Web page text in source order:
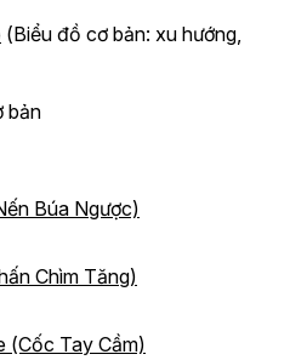
(Biểu đồ cơ bản: xu hướng,
bản
Búa Ngược)
Chìm Tăng)
(Cốc Tay Cầm)